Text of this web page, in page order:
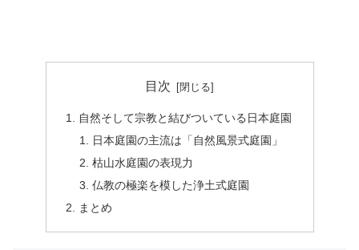
目次
自然そして宗教と結びついている日本庭園
日本庭園の主流は「自然風景式庭園」
枯山水庭園の表現力
仏教の極楽を模した浄土式庭園
まとめ